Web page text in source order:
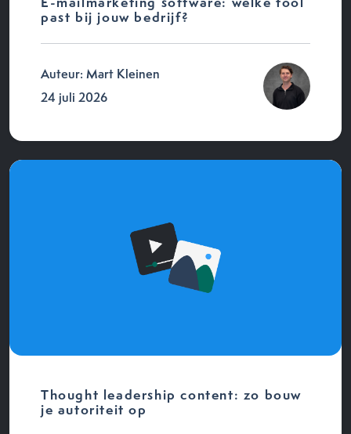
past bij jouw bedrijf?
Auteur: Mart Kleinen
24 juli 2026
Thought leadership content: zo bouw
je autoriteit op